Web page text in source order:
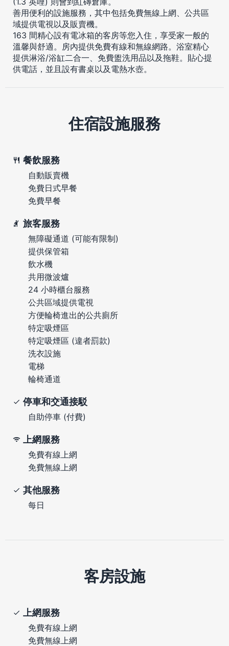
善用便利的設施服務，其中包括免費無線上網、公共區
域提供電視以及販賣機。
163 間精心設有電冰箱的客房等您入住，享受家一般的
溫馨與舒適。房內提供免費有線和無線網路。浴室精心
提供淋浴/浴缸二合一、免費盥洗用品以及拖鞋。貼心提
供電話，並且設有書桌以及電熱水壺。
住宿設施服務
餐飲服務
自動販賣機
免費日式早餐
免費早餐
旅客服務
無障礙通道 (可能有限制)
提供保管箱
飲水機
共用微波爐
24 小時櫃台服務
公共區域提供電視
方便輪椅進出的公共廁所
特定吸煙區
特定吸煙區 (違者罰款)
洗衣設施
電梯
輪椅通道
停車和交通接駁
自助停車 (付費)
上網服務
免費有線上網
免費無線上網
其他服務
每日
客房設施
上網服務
免費有線上網
免費無線上網